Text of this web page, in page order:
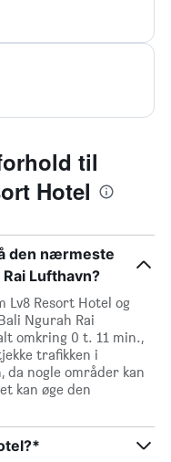
til
Hotel
den nærmeste
Lufthavn?
Lv8 Resort Hotel og
Ngurah Rai
omkring 0 t. 11 min.,
trafikken i
nogle områder kan
kan øge den